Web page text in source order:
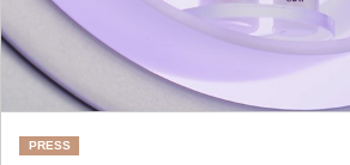
PRESS